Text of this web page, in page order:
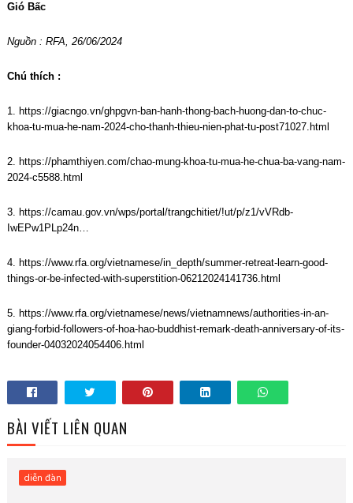
Gió Bấc
Nguồn : RFA, 26/06/2024
Chú thích :
1. https://giacngo.vn/ghpgvn-ban-hanh-thong-bach-huong-dan-to-chuc-
khoa-tu-mua-he-nam-2024-cho-thanh-thieu-nien-phat-tu-post71027.html
2. https://phamthiyen.com/chao-mung-khoa-tu-mua-he-chua-ba-vang-nam-
2024-c5588.html
3. https://camau.gov.vn/wps/portal/trangchitiet/!ut/p/z1/vVRdb-
IwEPw1PLp24n…
4. https://www.rfa.org/vietnamese/in_depth/summer-retreat-learn-good-
things-or-be-infected-with-superstition-06212024141736.html
5. https://www.rfa.org/vietnamese/news/vietnamnews/authorities-in-an-
giang-forbid-followers-of-hoa-hao-buddhist-remark-death-anniversary-of-its-
founder-04032024054406.html
BÀI VIẾT LIÊN QUAN
diễn đàn